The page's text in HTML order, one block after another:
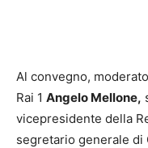
Al convegno,
Rai 1 Angelo Mellone,
vicepresidente della
segretario generale di